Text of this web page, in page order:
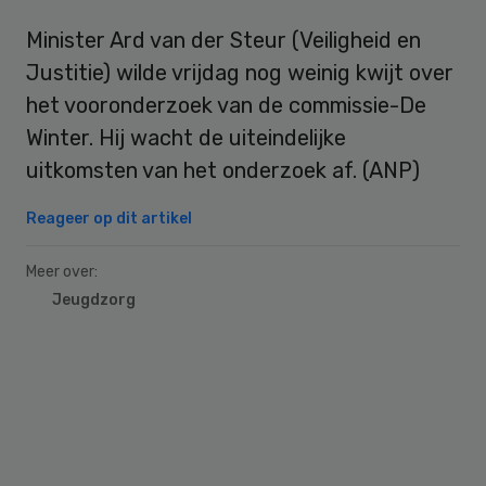
Minister Ard van der Steur (Veiligheid en
Justitie) wilde vrijdag nog weinig kwijt over
het vooronderzoek van de commissie-De
Winter. Hij wacht de uiteindelijke
uitkomsten van het onderzoek af. (ANP)
Reageer op dit artikel
Meer over:
Jeugdzorg